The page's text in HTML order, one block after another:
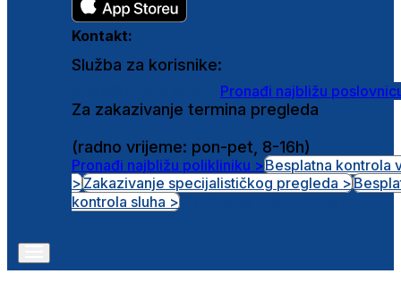
Kontakt:
Služba za korisnike:
Pronađi najbližu
Za zakazivanje termina pregleda
(radno vrijeme: pon-pet, 8-16h)
Pronađi najbližu polikliniku >Besplatna kontrola
>Zakazivanje specijalističkog pregleda >
kontrola sluha >